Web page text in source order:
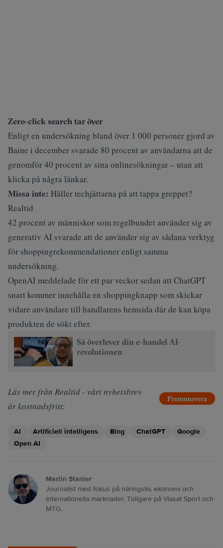
Zero-click search tar över
Enligt en undersökning bland över 1 000 personer gjord av
Baine i december svarade 80 procent av användarna att de
genomför 40 procent av sina onlinesökningar – utan att
klicka på några länkar.
Missa inte: Håller techjättarna på att tappa greppet?
Realtid
42 procent av människor som regelbundet använder sig av
generativ AI svarade att de använder sig av sådana verktyg
för shoppingrekommendationer enligt samma
undersökning.
OpenAI meddelade för ett par veckor sedan att ChatGPT
snart kommer innehålla en shoppingknapp som skickar
vidare användare till handlarens hemsida där de kan köpa
produkten de sökt efter.
Så överlever din e-handel AI-
revolutionen
Läs mer från Realtid - vårt nyhetsbrev
är kostnadsfritt:
Prenumerera
AI Artificiell intelligens Bing ChatGPT
Google
Open AI
Martin Stanler
Journalist med fokus på näringsliv, ekonomi och
internationella marknader. Tidigare på Viasat Sport och
MTG.